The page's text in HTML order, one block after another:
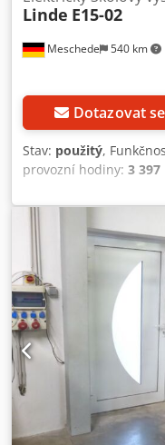
Meschede 540 km
Linde E15-02
Dotazovat se
Stav: použitý,
provozní hodiny: 3 397
,
elektrický, typ
typ pohonu:Elektro
,
vozík Těžiště nákladu:
2.500 kg Typ stožáru:
Ajyyd T Uogdeck Typ
Stav předních
pneumatik:
Popis: Vozidlo je
projde stroj servisem
stroj lakován za
světlomety vzadu,